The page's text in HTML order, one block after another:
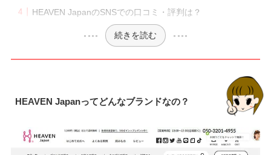
HEAVEN JapanのSNSでの口コミ・評判は？
続きを読む
HEAVEN Japanってどんなブランドなの？